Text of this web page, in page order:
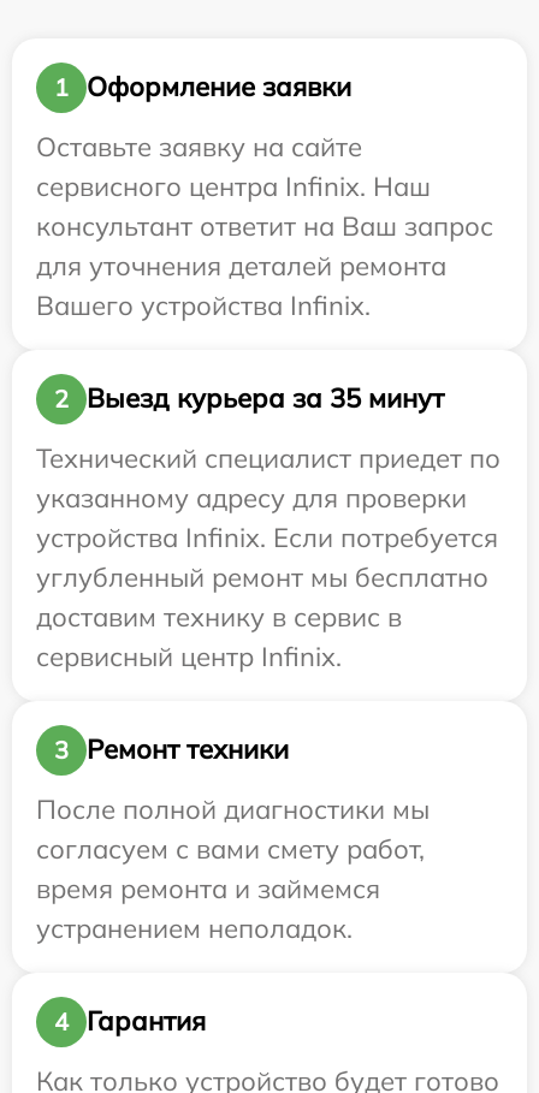
1
Оформление заявки
Оставьте заявку на сайте
сервисного центра Infinix. Наш
консультант ответит на Ваш запрос
для уточнения деталей ремонта
Вашего устройства Infinix.
2
Выезд курьера за 35 минут
Технический специалист приедет по
указанному адресу для проверки
устройства Infinix. Если потребуется
углубленный ремонт мы бесплатно
доставим технику в сервис в
сервисный центр Infinix.
3
Ремонт техники
После полной диагностики мы
согласуем с вами смету работ,
время ремонта и займемся
устранением неполадок.
4
Гарантия
Как только устройство будет готово